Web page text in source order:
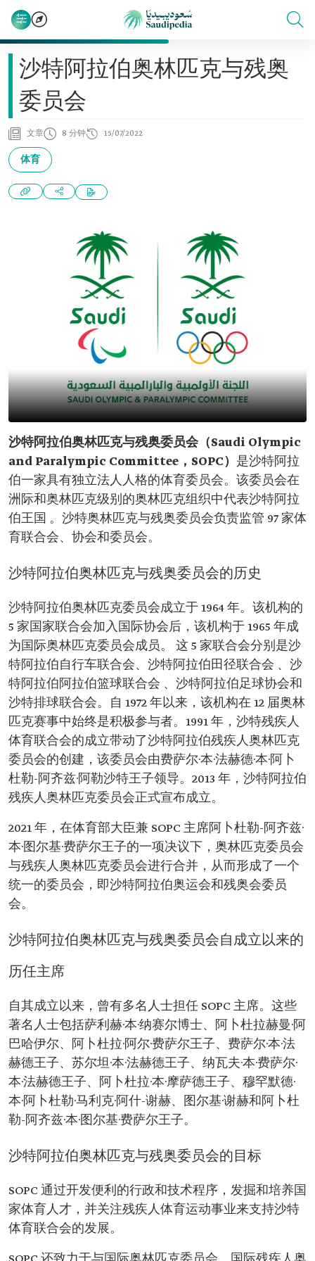
沙特阿拉伯奥林匹克与残奥
委员会
文章 8 分钟 15/07/2022
体育
沙特阿拉伯奥林匹克与残奥委员会（Saudi Olympic
and Paralympic Committee，SOPC） 是沙特阿拉
伯一家具有独立法人人格的体育委员会。该委员会在
洲际和奥林匹克级别的奥林匹克组织中代表沙特阿拉
伯王国 。沙特奥林匹克与残奥委员会负责监管 97 家体
育联合会、协会和委员会。
沙特阿拉伯奥林匹克与残奥委员会的历史
沙特阿拉伯奥林匹克委员会成立于 1964 年。该机构的
5 家国家联合会加入国际协会后，该机构于 1965 年成
为国际奥林匹克委员会成员。 这 5 家联合会分别是沙
特阿拉伯自行车联合会、沙特阿拉伯田径联合会 、沙
特阿拉伯阿拉伯篮球联合会 、沙特阿拉伯足球协会和
沙特排球联合会。自 1972 年以来，该机构在 12 届奥林
匹克赛事中始终是积极参与者。1991 年，沙特残疾人
体育联合会的成立带动了沙特阿拉伯残疾人奥林匹克
委员会的创建，该委员会由费萨尔·本·法赫德·本·阿卜
杜勒-阿齐兹·阿勒沙特王子领导。2013 年，沙特阿拉伯
残疾人奥林匹克委员会正式宣布成立。
2021 年，在体育部大臣兼 SOPC 主席阿卜杜勒-阿齐兹·
本·图尔基·费萨尔王子的一项决议下，奥林匹克委员会
与残疾人奥林匹克委员会进行合并，从而形成了一个
统一的委员会，即沙特阿拉伯奥运会和残奥会委员
会。
沙特阿拉伯奥林匹克与残奥委员会自成立以来的
历任主席
自其成立以来，曾有多名人士担任 SOPC 主席。这些
著名人士包括萨利赫·本·纳赛尔博士、阿卜杜拉赫曼·阿
巴哈伊尔、阿卜杜拉·阿尔·费萨尔王子、费萨尔·本·法
赫德王子、苏尔坦·本·法赫德王子、纳瓦夫·本·费萨尔·
本·法赫德王子、阿卜杜拉·本·摩萨德王子、穆罕默德·
本·阿卜杜勒·马利克·阿什-谢赫、图尔基·谢赫和阿卜杜
勒-阿齐兹·本·图尔基·费萨尔王子。
沙特阿拉伯奥林匹克与残奥委员会的目标
SOPC 通过开发便利的行政和技术程序，发掘和培养国
家体育人才，并关注残疾人体育运动事业来支持沙特
体育联合会的发展。